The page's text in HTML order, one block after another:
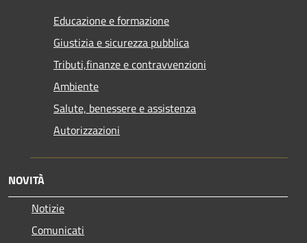
Educazione e formazione
Giustizia e sicurezza pubblica
Tributi,finanze e contravvenzioni
Ambiente
Salute, benessere e assistenza
Autorizzazioni
NOVITÀ
Notizie
Comunicati